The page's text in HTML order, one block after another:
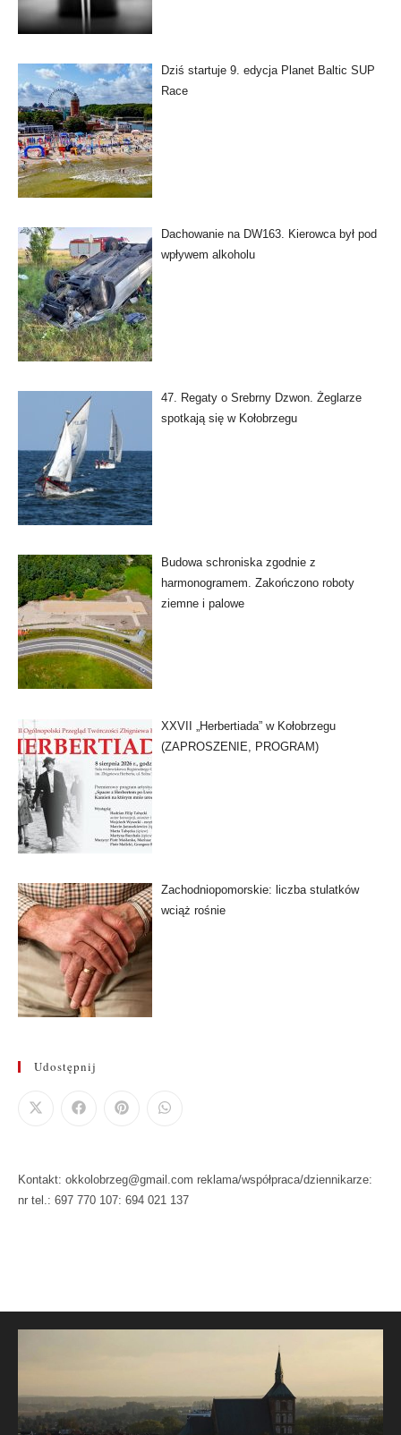
Dziś startuje 9. edycja Planet Baltic SUP
Race
Dachowanie na DW163. Kierowca był pod
wpływem alkoholu
47. Regaty o Srebrny Dzwon. Żeglarze
spotkają się w Kołobrzegu
Budowa schroniska zgodnie z
harmonogramem. Zakończono roboty
ziemne i palowe
XXVII „Herbertiada” w Kołobrzegu
(ZAPROSZENIE, PROGRAM)
Zachodniopomorskie: liczba stulatków
wciąż rośnie
Udostępnij
Kontakt: okkolobrzeg@gmail.com reklama/współpraca/dziennikarze:
nr tel.: 697 770 107: 694 021 137